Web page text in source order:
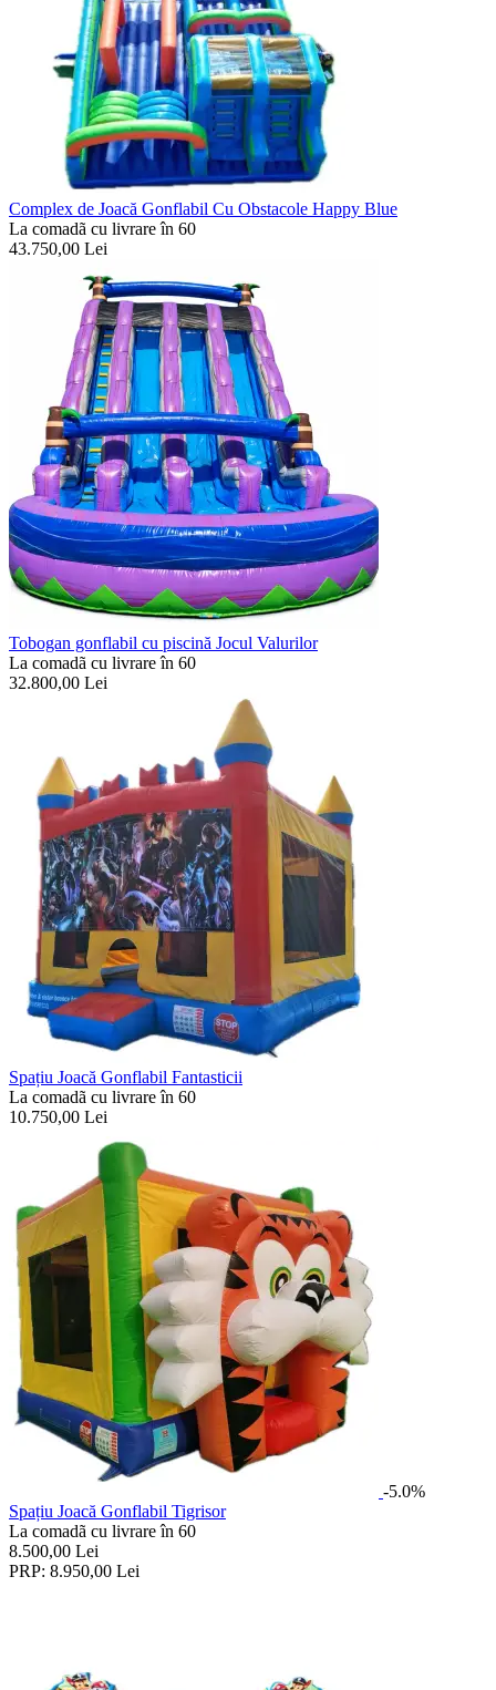
Complex de Joacă Gonflabil Cu Obstacole Happy Blue
La comadã cu livrare în 60
43.750,00 Lei
Tobogan gonflabil cu piscină Jocul Valurilor
La comadã cu livrare în 60
32.800,00 Lei
Spațiu Joacă Gonflabil Fantasticii
La comadã cu livrare în 60
10.750,00 Lei
-5.0%
Spațiu Joacă Gonflabil Tigrisor
La comadã cu livrare în 60
8.500,00 Lei
PRP: 8.950,00 Lei